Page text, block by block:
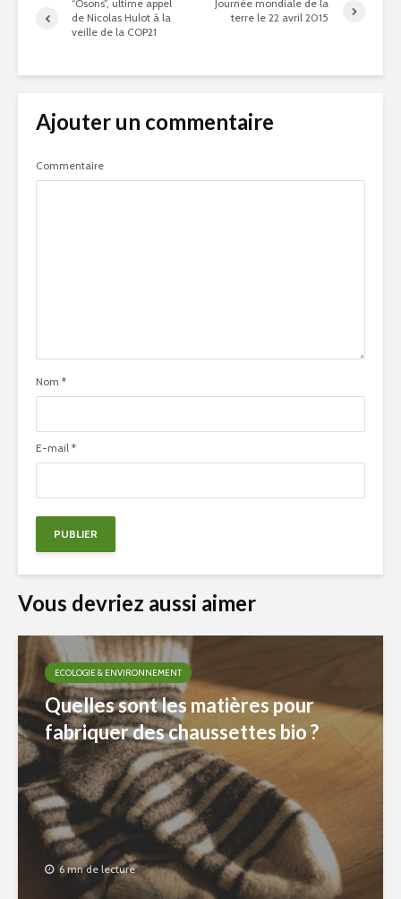
“Osons”, ultime appel
de Nicolas Hulot à la
veille de la COP21
Journée mondiale de la
terre le 22 avril 2015
Ajouter un commentaire
Commentaire
Nom *
E-mail *
Vous devriez aussi aimer
ECOLOGIE & ENVIRONNEMENT
Quelles sont les matières pour
fabriquer des chaussettes bio ?
6 mn de lecture